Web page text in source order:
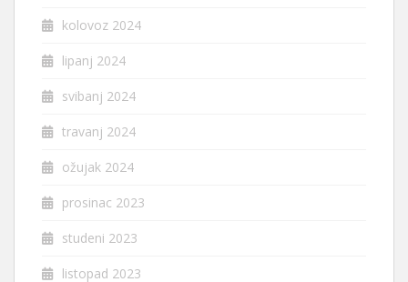
kolovoz 2024
lipanj 2024
svibanj 2024
travanj 2024
ožujak 2024
prosinac 2023
studeni 2023
listopad 2023